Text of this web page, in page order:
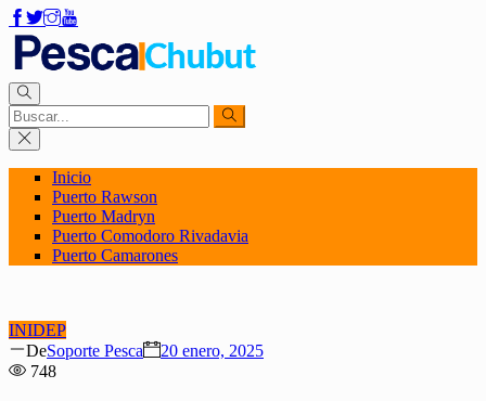
Inicio
Puerto Rawson
Puerto Madryn
Puerto Comodoro Rivadavia
Puerto Camarones
INIDEP
DeAuthor
Soporte Pesca
Posted
20 enero, 2025
748